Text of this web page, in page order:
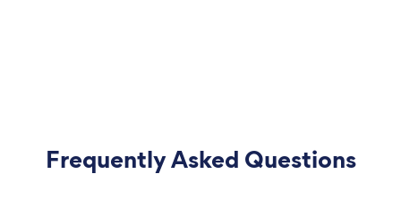
Frequently Asked Questions